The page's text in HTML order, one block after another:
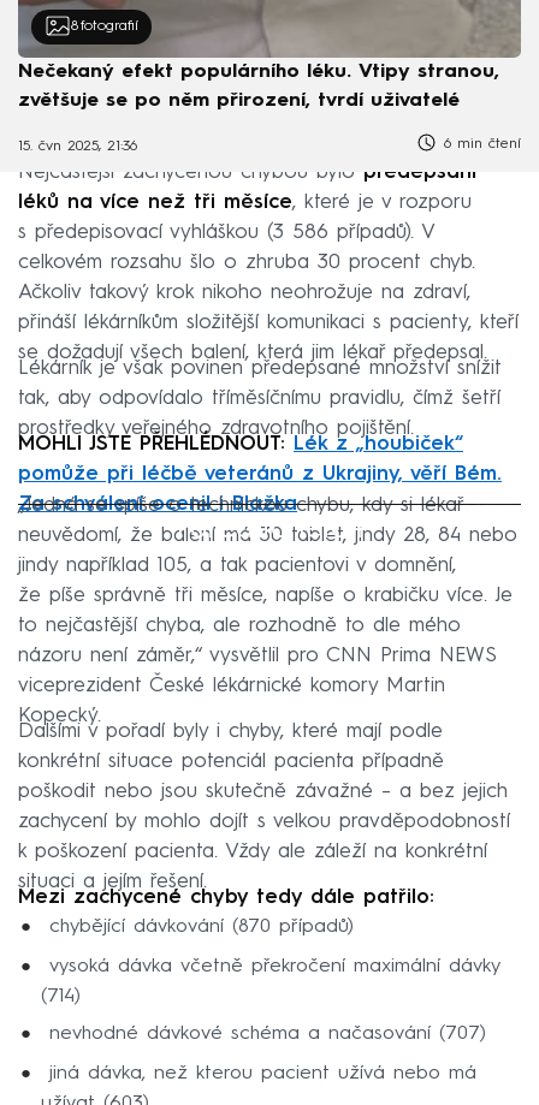
8 fotografií
Nečekaný efekt populárního léku. Vtipy stranou,
zvětšuje se po něm přirození, tvrdí uživatelé
15. čvn 2025, 21:36 6 min čtení
Nejčastější zachycenou chybou bylo předepsání
léků na více než tři měsíce, které je v rozporu
s předepisovací vyhláškou (3 586 případů). V
celkovém rozsahu šlo o zhruba 30 procent chyb.
Ačkoliv takový krok nikoho neohrožuje na zdraví,
přináší lékárníkům složitější komunikaci s pacienty, kteří
se dožadují všech balení, která jim lékař předepsal.
Lékárník je však povinen předepsané množství snížit
tak, aby odpovídalo tříměsíčnímu pravidlu, čímž šetří
prostředky veřejného zdravotního pojištění.
MOHLI JSTE PŘEHLÉDNOUT: Lék z „houbiček“
pomůže při léčbě veteránů z Ukrajiny, věří Bém.
Za schválení ocenil i Blažka
Failed to fetch
„Jedná se spíše o technickou chybu, kdy si lékař
neuvědomí, že balení má 30 tablet, jindy 28, 84 nebo
jindy například 105, a tak pacientovi v domnění,
že píše správně tři měsíce, napíše o krabičku více. Je
to nejčastější chyba, ale rozhodně to dle mého
názoru není záměr,“ vysvětlil pro CNN Prima NEWS
viceprezident České lékárnické komory Martin
Kopecký.
Dalšími v pořadí byly i chyby, které mají podle
konkrétní situace potenciál pacienta případně
poškodit nebo jsou skutečně závažné – a bez jejich
zachycení by mohlo dojít s velkou pravděpodobností
k poškození pacienta. Vždy ale záleží na konkrétní
situaci a jejím řešení.
Mezi zachycené chyby tedy dále patřilo:
chybějící dávkování (870 případů)
vysoká dávka včetně překročení maximální dávky
(714)
nevhodné dávkové schéma a načasování (707)
jiná dávka, než kterou pacient užívá nebo má